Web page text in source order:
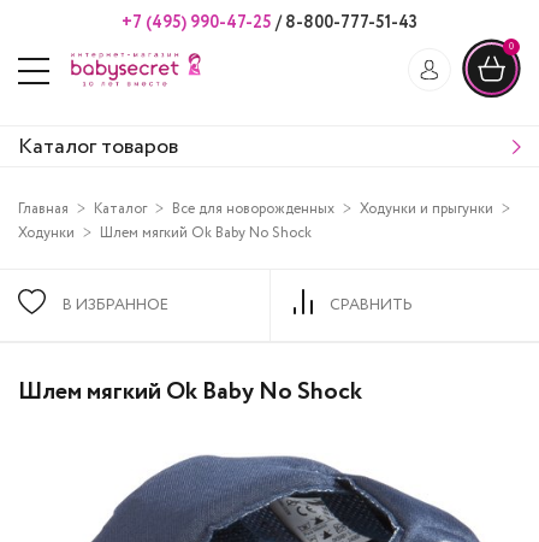
+7 (495) 990-47-25 /8-800-777-51-43
0
Каталог товаров
Главная Каталог Все для новорожденных
Ходунки и прыгунки
Ходунки
Шлем мягкий Ok Baby No Shock
В ИЗБРАННОЕ СРАВНИТЬ
Шлем мягкий Ok Baby No Shock